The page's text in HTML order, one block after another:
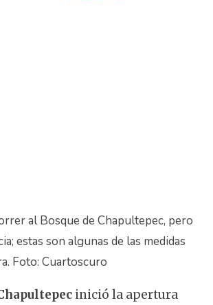
al Bosque de Chapultepec, pero
estas son algunas de las medidas
Foto: Cuartoscuro
inició la apertura